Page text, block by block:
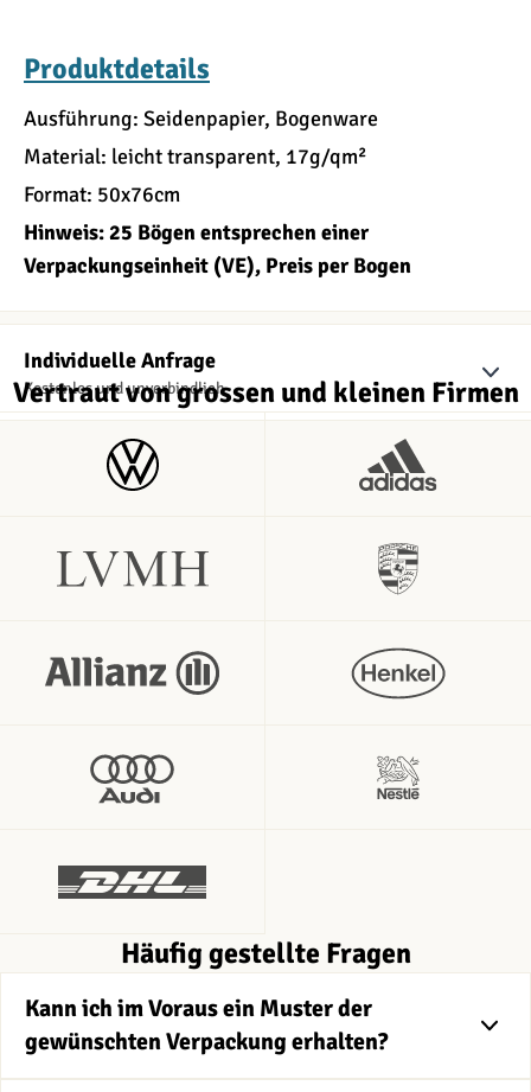
Produktdetails
Ausführung: Seidenpapier, Bogenware
Material: leicht transparent, 17g/qm²
Format: 50x76cm
Hinweis: 25 Bögen entsprechen einer
Verpackungseinheit (VE), Preis per Bogen
Individuelle Anfrage
Kostenlos und unverbindlich
Vertraut von grossen und kleinen Firmen
Häufig gestellte Fragen
Kann ich im Voraus ein Muster der
gewünschten Verpackung erhalten?